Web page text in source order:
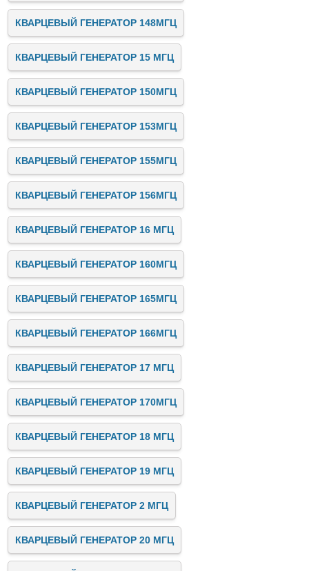
КВАРЦЕВЫЙ ГЕНЕРАТОР 148МГЦ
КВАРЦЕВЫЙ ГЕНЕРАТОР 15 МГЦ
КВАРЦЕВЫЙ ГЕНЕРАТОР 150МГЦ
КВАРЦЕВЫЙ ГЕНЕРАТОР 153МГЦ
КВАРЦЕВЫЙ ГЕНЕРАТОР 155МГЦ
КВАРЦЕВЫЙ ГЕНЕРАТОР 156МГЦ
КВАРЦЕВЫЙ ГЕНЕРАТОР 16 МГЦ
КВАРЦЕВЫЙ ГЕНЕРАТОР 160МГЦ
КВАРЦЕВЫЙ ГЕНЕРАТОР 165МГЦ
КВАРЦЕВЫЙ ГЕНЕРАТОР 166МГЦ
КВАРЦЕВЫЙ ГЕНЕРАТОР 17 МГЦ
КВАРЦЕВЫЙ ГЕНЕРАТОР 170МГЦ
КВАРЦЕВЫЙ ГЕНЕРАТОР 18 МГЦ
КВАРЦЕВЫЙ ГЕНЕРАТОР 19 МГЦ
КВАРЦЕВЫЙ ГЕНЕРАТОР 2 МГЦ
КВАРЦЕВЫЙ ГЕНЕРАТОР 20 МГЦ